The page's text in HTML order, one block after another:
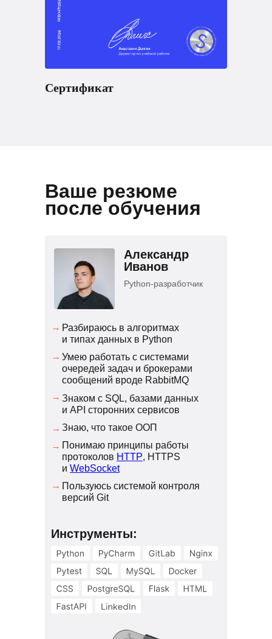
Сертификат
Александр
Иванов
Python-разработчик
Инструменты:
Ваше резюме
после обучения
→ Разбираюсь в алгоритмах
и типах данных в Python
→ Умею работать с системами
очередей задач и брокерами
сообщений вроде RabbitMQ
→ Знаком с SQL, базами данных
и API сторонних сервисов
→ Знаю, что такое ООП
→ Понимаю принципы работы
протоколов HTTP, HTTPS
и WebSocket
→ Пользуюсь системой контроля
версий Git